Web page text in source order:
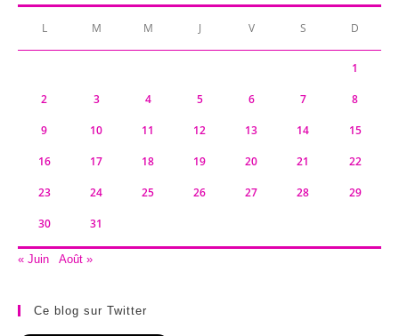
L M M J V S D
1
2 3 4 5 6 7 8
9 10 11 12 13 14 15
16 17 18 19 20 21 22
23 24 25 26 27 28 29
30 31
« Juin Août »
Ce blog sur Twitter